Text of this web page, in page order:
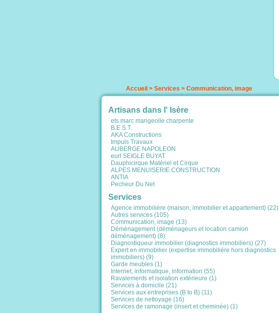
Accueil > Services > Communication, image
Artisans dans l' Isère
ets marc mangeolle charpente
B.E.S.T.
AKA Constructions
Impuls Travaux
AUBERGE NAPOLEON
eurl SEIGLE BUYAT
Dauphicirque Matériel et Cirque
ALPES MENUISERIE CONSTRUCTION
ANTIA
Pecheur Du Net
Services
Agence immobilière (maison, immobilier et appartement) (22)
Autres services (105)
Communication, image (13)
Déménagement (déménageurs et location camion
déménagement) (8)
Diagnostiqueur immobilier (diagnostics immobiliers) (27)
Expert en immobilier (expertise immobilière hors diagnostics
immobiliers) (9)
Garde meubles (1)
Internet, informatique, information (55)
Ravalements et isolation extérieure (1)
Services à domicile (21)
Services aux entreprises (B to B) (11)
Services de nettoyage (16)
Services de ramonage (insert et cheminée) (1)